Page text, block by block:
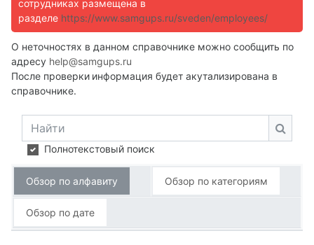
сотрудниках размещена в
разделе https://www.samgups.ru/sveden/employees/
О неточностях в данном справочнике можно сообщить по
адресу help@samgups.ru
После проверки информация будет акутализирована в
справочнике.
Найти
Найти
Полнотекстовый поиск
Обзор по алфавиту Обзор по категориям
Обзор по дате